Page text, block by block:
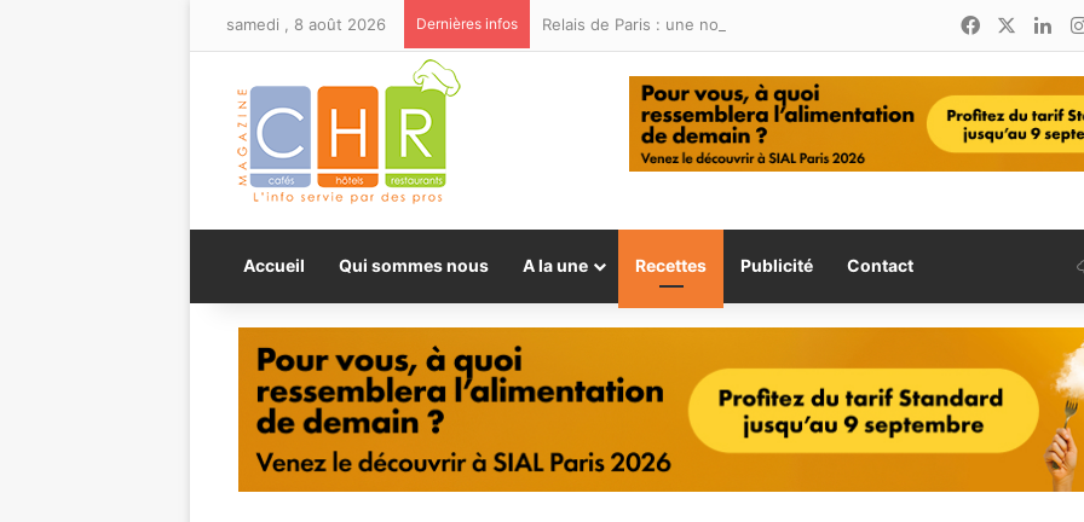
samedi , 8 août 2026 Dernières infos Facebook
Accueil Qui sommes nous A la une Recettes Publicité Contact